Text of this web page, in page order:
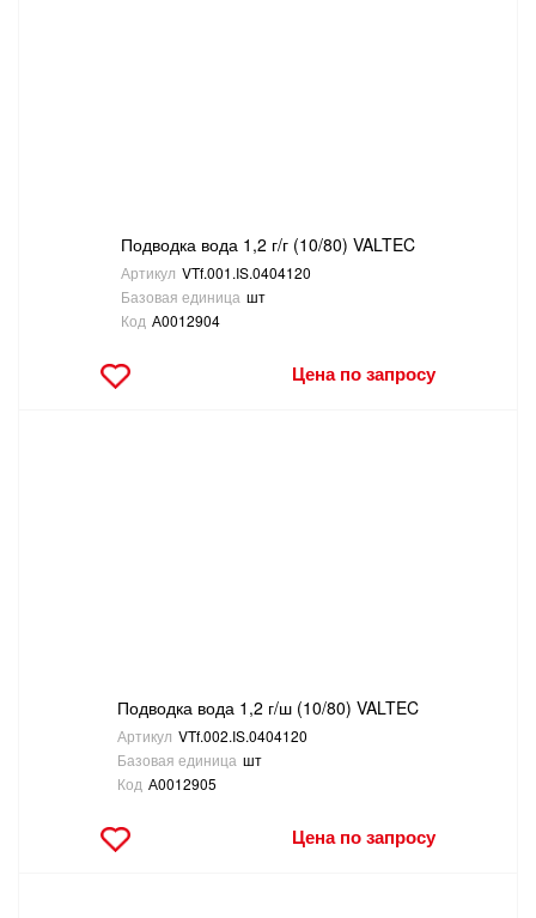
Подводка вода 1,2 г/г (10/80) VALTEC
Артикул VTf.001.IS.0404120
Базовая единица шт
Код А0012904
Цена по запросу
Подводка вода 1,2 г/ш (10/80) VALTEC
Артикул VTf.002.IS.0404120
Базовая единица шт
Код А0012905
Цена по запросу